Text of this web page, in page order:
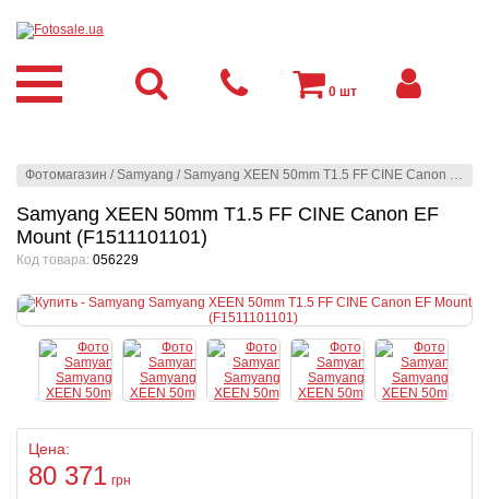
Фотомагазин /Samyang /Samyang XEEN 50mm T1.5 FF CINE Canon EF Mount (F1511101101)
Samyang XEEN 50mm T1.5 FF CINE Canon EF
Mount (F1511101101)
Код товара: 056229
Цена:
80 371 грн
0 шт